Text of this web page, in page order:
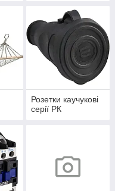
Розетки каучукові
серії РК